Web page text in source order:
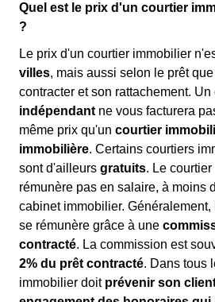
Quel est le prix d'un courtier
?
Le prix d'un courtier immobilier
villes, mais aussi selon le prêt
contracter et son rattachement.
indépendant ne vous facturera
même prix qu'un courtier
immobilière. Certains courtiers
sont d'ailleurs gratuits. Le
rémunère pas en salaire, à moins
cabinet immobilier.
se rémunère grâce à une
contracté. La commission est
2% du prêt contracté. Dans tous
immobilier doit prévenir son